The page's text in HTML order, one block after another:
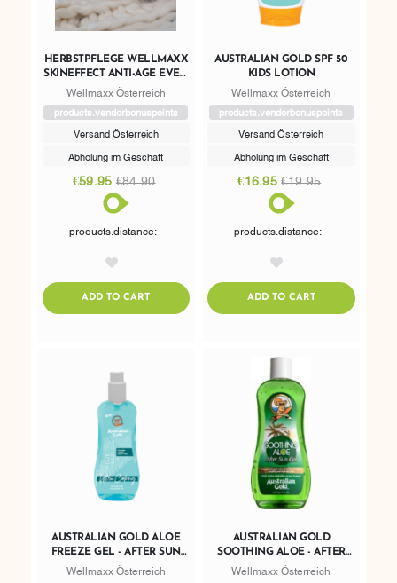
HERBSTPFLEGE WELLMAXX
SKINEFFECT ANTI-AGE EVEN
SKIN SERUM & REFRESHING
TONIC
Wellmaxx Österreich
products.vendorbonuspoints
Versand Österreich
Abholung im Geschäft
€59.95 €84.90
products.distance: -
ADD TO CARTADDTOCART
AUSTRALIAN GOLD SPF 50
KIDS LOTION
Wellmaxx Österreich
products.vendorbonuspoints
Versand Österreich
Abholung im Geschäft
€16.95€19.95
products.distance: -
ADD TO CARTADDTOCART
AUSTRALIAN GOLD ALOE
FREEZE GEL - AFTER SUN
SPRAY-GEL
Wellmaxx Österreich
AUSTRALIAN GOLD
SOOTHING ALOE - AFTER
SUN GEL
Wellmaxx Österreich